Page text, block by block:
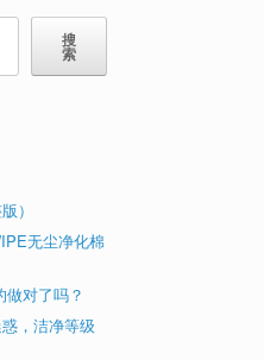
搜
索
）
无尘净化棉
对了吗？
，洁净等级